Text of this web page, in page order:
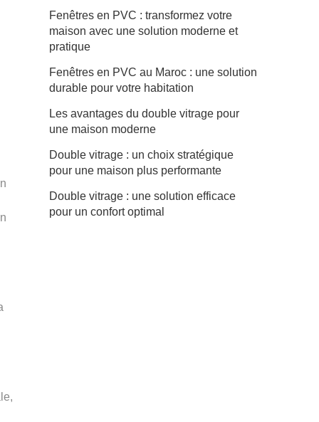
Fenêtres en PVC : transformez votre
maison avec une solution moderne et
pratique
Fenêtres en PVC au Maroc : une solution
durable pour votre habitation
Les avantages du double vitrage pour
une maison moderne
Double vitrage : un choix stratégique
pour une maison plus performante
Double vitrage : une solution efficace
pour un confort optimal